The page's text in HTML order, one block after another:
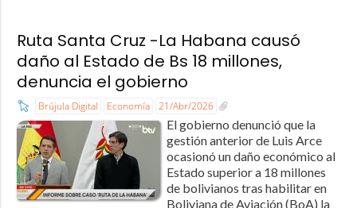
Ruta Santa Cruz -La Habana causó
daño al Estado de Bs 18 millones,
denuncia el gobierno
Brújula Digital Economía 21/Abr/2026
El gobierno denunció que la
gestión anterior de Luis Arce
ocasionó un daño económico al
Estado superior a 18 millones
de bolivianos tras habilitar en
Boliviana de Aviación (BoA) la